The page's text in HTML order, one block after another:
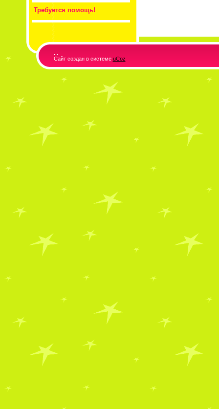
Требуется помощь!
Сайт создан в системе uCoz